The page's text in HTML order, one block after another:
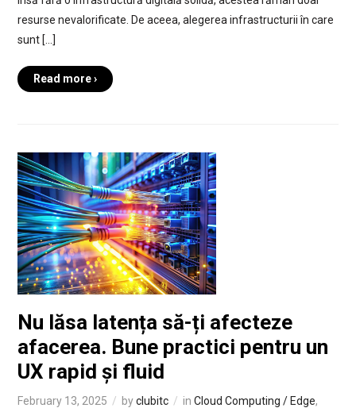
resurse nevalorificate. De aceea, alegerea infrastructurii în care
sunt […]
Read more ›
Nu lăsa latența să-ți afecteze
afacerea. Bune practici pentru un
UX rapid și fluid
February 13, 2025 byclubitc in Cloud Computing / Edge,